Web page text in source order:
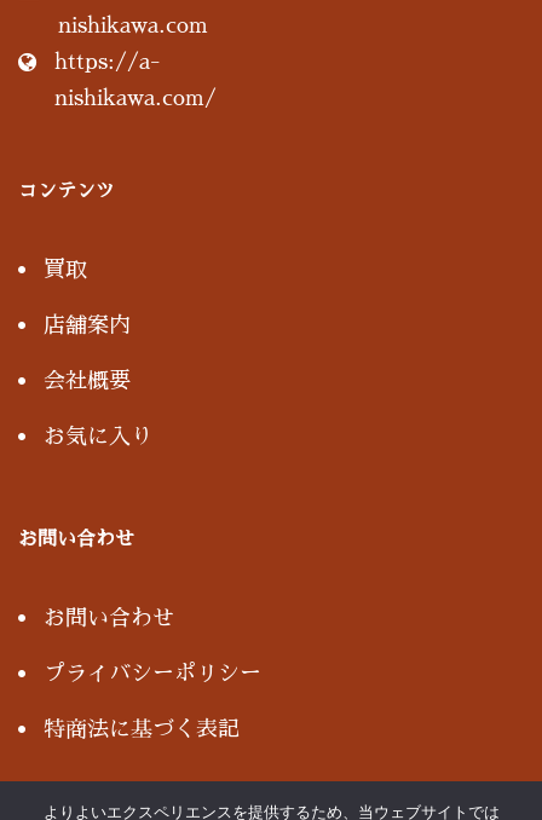
nishikawa.com
https://a-
nishikawa.com/
コンテンツ
買取
店舗案内
会社概要
お気に入り
お問い合わせ
お問い合わせ
プライバシーポリシー
特商法に基づく表記
よりよいエクスペリエンスを提供するため、当ウェブサイトでは